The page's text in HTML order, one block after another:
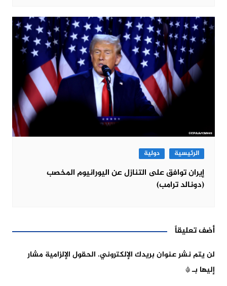
الرئيسية دولية
إيران توافق على التنازل عن اليورانيوم المخصب
(دونالد ترامب)
أضف تعليقاً
لن يتم نشر عنوان بريدك الإلكتروني. الحقول الإلزامية مشار
إليها بـ*